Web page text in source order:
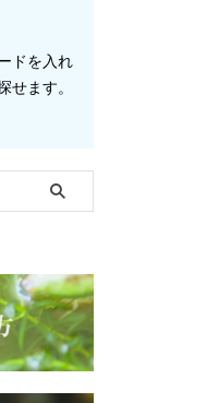
ドを入れ
せます。